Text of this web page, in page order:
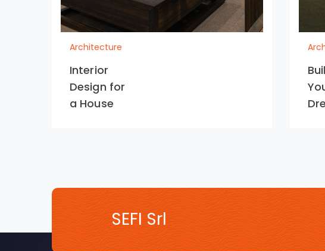
Architecture
Interior
Design for
a House
SEFI Srl